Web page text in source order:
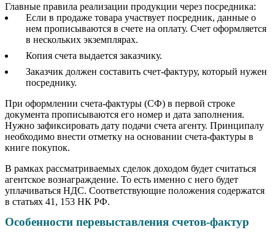
Главные правила реализации продукции через посредника:
Если в продаже товара участвует посредник, данные о
нем прописываются в счете на оплату. Счет оформляется
в нескольких экземплярах.
Копия счета выдается заказчику.
Заказчик должен составить счет-фактуру, который нужен
посреднику.
При оформлении счета-фактуры (СФ) в первой строке
документа прописываются его номер и дата заполнения.
Нужно зафиксировать дату подачи счета агенту. Принципалу
необходимо внести отметку на основании счета-фактуры в
книге покупок.
В рамках рассматриваемых сделок доходом будет считаться
агентское вознаграждение. То есть именно с него будет
уплачиваться НДС. Соответствующие положения содержатся
в статьях 41, 153 НК РФ.
Особенности перевыставления счетов-фактур